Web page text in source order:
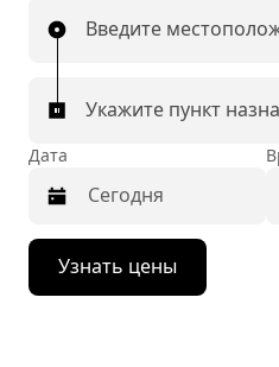
Введите
Укажите пункт
Дата
Нажмите
стрелку
вниз,
Узнать цены